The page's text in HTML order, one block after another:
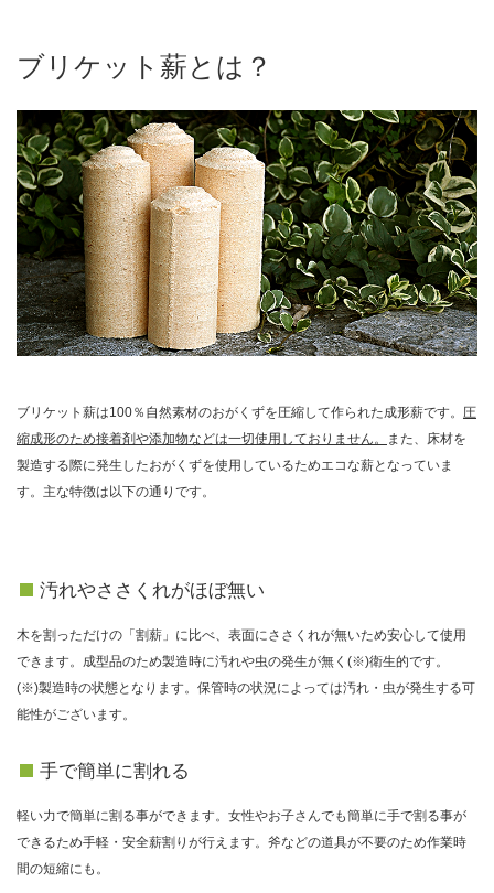
ブリケット薪とは？
ブリケット薪は100％自然素材のおがくずを圧縮して作られた成形薪です。 圧
縮成形のため接着剤や添加物などは一切使用しておりません。
また、床材を
製造する際に発生したおがくずを使用しているためエコな薪となっていま
す。主な特徴は以下の通りです。
汚れやささくれがほぼ無い
木を割っただけの「割薪」に比べ、表面にささくれが無いため安心して使用
できます。成型品のため製造時に汚れや虫の発生が無く(※)衛生的です。
(※)製造時の状態となります。保管時の状況によっては汚れ・虫が発生する可
能性がございます。
手で簡単に割れる
軽い力で簡単に割る事ができます。女性やお子さんでも簡単に手で割る事が
できるため手軽・安全薪割りが行えます。斧などの道具が不要のため作業時
間の短縮にも。